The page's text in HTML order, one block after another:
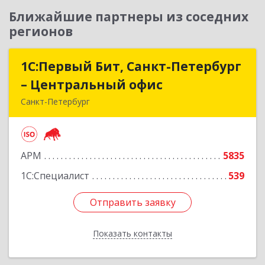
Ближайшие партнеры из соседних
регионов
1С:Первый Бит, Санкт-Петербург
– Центральный офис
Санкт-Петербург
АРМ
5835
1С:Специалист
539
Отправить заявку
Показать контакты
1С:Первый Бит, Санкт-Петербург
– Центральный офис
Отправить заявку
Назад